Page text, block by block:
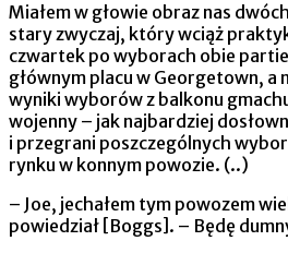
Miałem w głowie obraz nas
stary zwyczaj, który wciąż
czwartek po wyborach obie
głównym placu w Georgetown, a
wyniki wyborów z balkonu
wojenny – jak najbardziej
i przegrani poszczególnych
rynku w konnym powozie. (..)
– Joe, jechałem tym powozem
powiedział [Boggs]. – Będę